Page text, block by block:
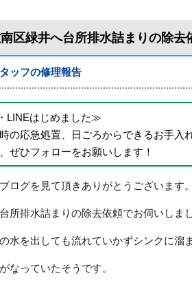
区緑井へ台所排水詰まりの除去
ッフの修理報告
LINEはじめました≫
の応急処置、日ごろからできるお手入
ぜひフォローをお願いします！
ログを見て頂きありがとうございます。
所排水詰まりの除去依頼でお伺いしまし
水を出しても流れていかずシンクに溜
なっていたそうです。